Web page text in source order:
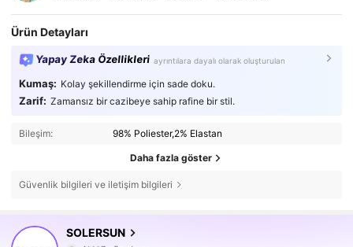
Ürün Detayları
Yapay Zeka Özellikleri ayrıntılara dayalı olarak oluşturulan
Kumaş: Kolay şekillendirme için sade doku.
Zarif: Zamansız bir cazibeye sahip rafine bir stil.
Bileşim: 98% Poliester,2% Elastan
Daha fazla göster
Güvenlik bilgileri ve iletişim bilgileri
SOLERSUN
4***7göz atıyor